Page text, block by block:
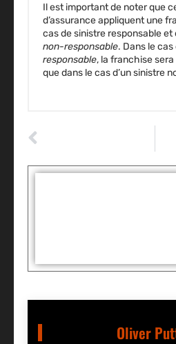
Il est important de noter que
d’assurance appliquent une
cas de sinistre responsable et
non-responsable. Dans le cas
responsable, la franchise
que dans le cas d’un sinistre
Oliver